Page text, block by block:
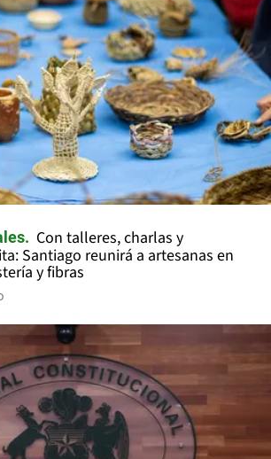
Con talleres, charlas y
Santiago reunirá a artesanas en
y fibras